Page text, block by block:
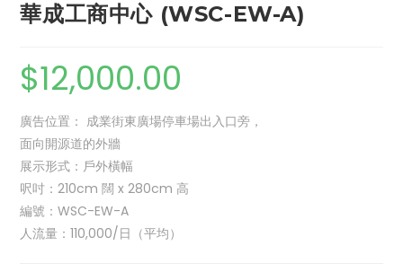
華成工商中心 (WSC-EW-A)
$12,000.00
廣告位置： 成業街東廣場停車場出入口旁，
面向開源道的外牆
展示形式：戶外橫幅
呎吋：210cm 闊 x 280cm 高
編號：WSC-EW-A
人流量：110,000/日（平均）